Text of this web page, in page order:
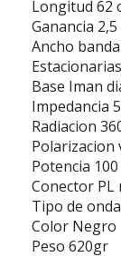
Longitud 62
Ganancia 2,5
Ancho
Base Iman
Impedancia
Radiacion
Polarizacion
Potencia
Conector PL
Tipo de
Color Negro
Peso 620gr